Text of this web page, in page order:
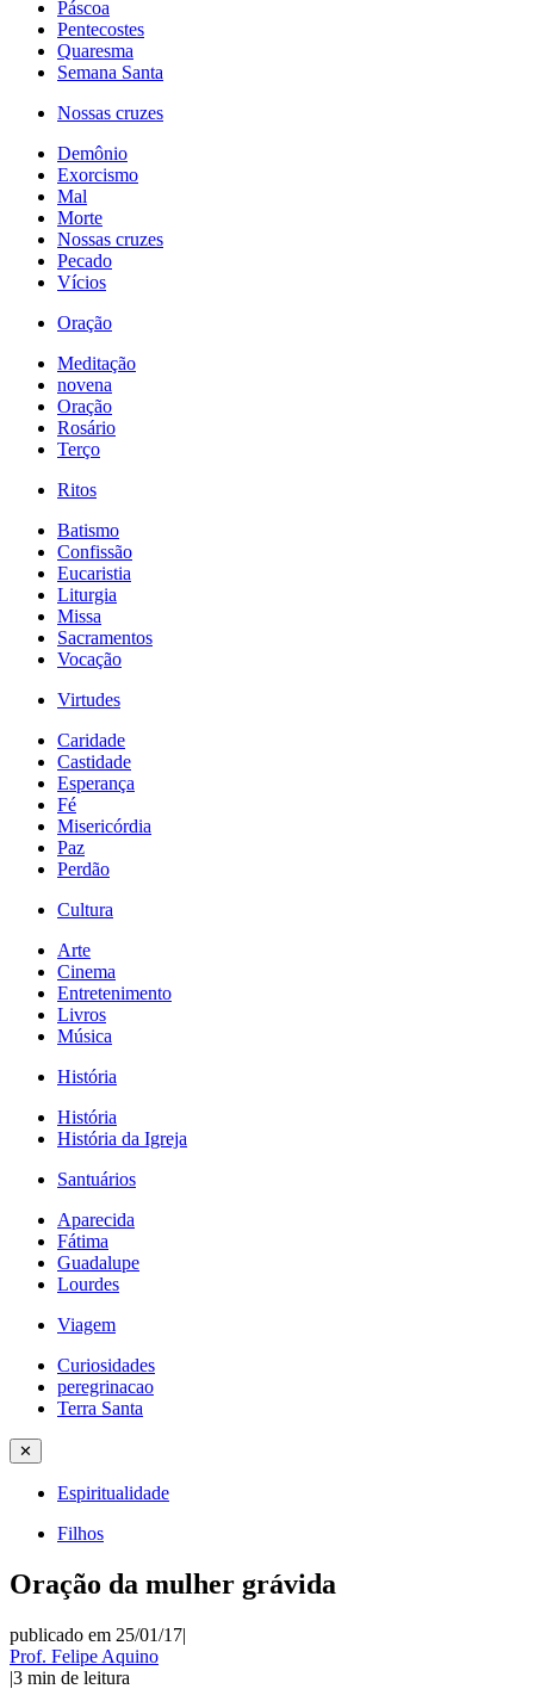
Páscoa
Pentecostes
Quaresma
Semana Santa
Nossas cruzes
Demônio
Exorcismo
Mal
Morte
Nossas cruzes
Pecado
Vícios
Oração
Meditação
novena
Oração
Rosário
Terço
Ritos
Batismo
Confissão
Eucaristia
Liturgia
Missa
Sacramentos
Vocação
Virtudes
Caridade
Castidade
Esperança
Fé
Misericórdia
Paz
Perdão
Cultura
Arte
Cinema
Entretenimento
Livros
Música
História
História
História da Igreja
Santuários
Aparecida
Fátima
Guadalupe
Lourdes
Viagem
Curiosidades
peregrinacao
Terra Santa
✕
Espiritualidade
Filhos
Oração da mulher grávida
publicado em 25/01/17|
Prof. Felipe Aquino
|3 min de leitura